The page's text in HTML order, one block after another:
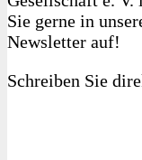
Sie gerne in
Newsletter auf!
Schreiben Sie